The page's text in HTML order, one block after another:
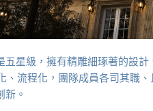
五星級，擁有精雕細琢著的設
、流程化，團隊成員各司其職
。